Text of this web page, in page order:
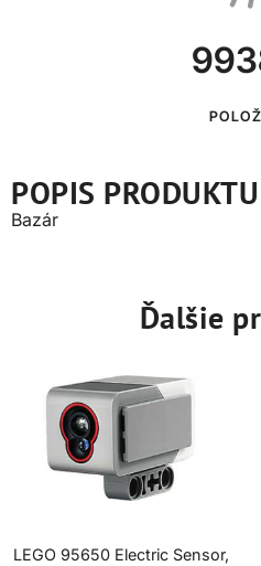
POPIS PRODUKTU
Bazár
Ďalšie
LEGO 95650 Electric Sensor,